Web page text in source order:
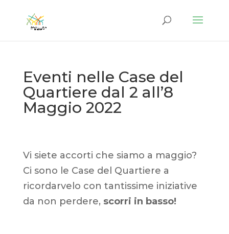
Eventi nelle Case del
Quartiere dal 2 all’8
Maggio 2022
Vi siete accorti che siamo a maggio?
Ci sono le Case del Quartiere a
ricordarvelo con tantissime iniziative
da non perdere, scorri in basso!